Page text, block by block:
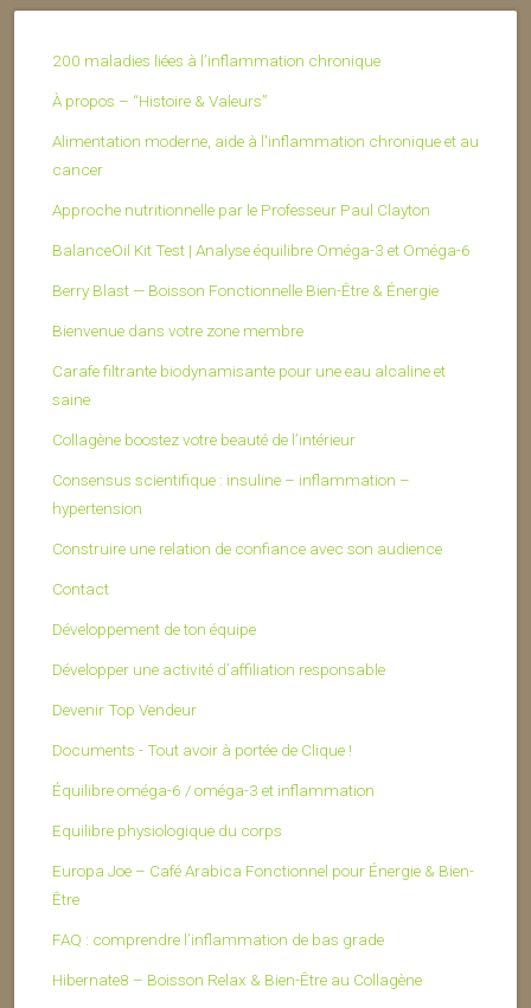
200 maladies liées à l’inflammation chronique
À propos – “Histoire & Valeurs”
Alimentation moderne, aide à l'inflammation chronique et au
cancer
Approche nutritionnelle par le Professeur Paul Clayton
BalanceOil Kit Test | Analyse équilibre Oméga-3 et Oméga-6
Berry Blast — Boisson Fonctionnelle Bien-Être & Énergie
Bienvenue dans votre zone membre
Carafe filtrante biodynamisante pour une eau alcaline et
saine
Collagène boostez votre beauté de l’intérieur
Consensus scientifique : insuline – inflammation –
hypertension
Construire une relation de confiance avec son audience
Contact
Développement de ton équipe
Développer une activité d’affiliation responsable
Devenir Top Vendeur
Documents - Tout avoir à portée de Clique !
Équilibre oméga-6 / oméga-3 et inflammation
Equilibre physiologique du corps
Europa Joe – Café Arabica Fonctionnel pour Énergie & Bien-
Être
FAQ : comprendre l’inflammation de bas grade
Hibernate8 – Boisson Relax & Bien-Être au Collagène